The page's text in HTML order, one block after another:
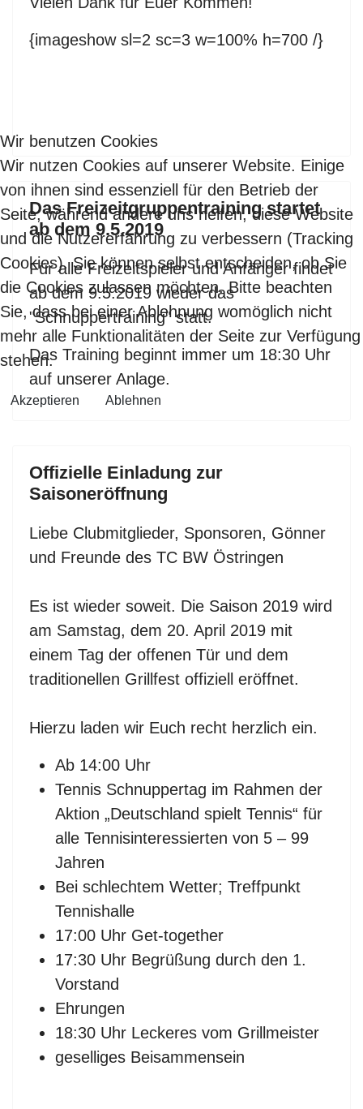
{imageshow sl=2 sc=3 w=100% h=700 /}
Das Freizeitgruppentraining startet
ab dem 9.5.2019
Für alle Freizeitspieler und Anfänger findet
ab dem 9.5.2019 wieder das
"Schnuppertraining" statt.
Das Training beginnt immer um 18:30 Uhr
auf unserer Anlage.
Offizielle Einladung zur
Saisoneröffnung
Liebe Clubmitglieder, Sponsoren, Gönner
und Freunde des TC BW Östringen
Es ist wieder soweit. Die Saison 2019 wird
am Samstag, dem 20. April 2019 mit
einem Tag der offenen Tür und dem
traditionellen Grillfest offiziell eröffnet.
Hierzu laden wir Euch recht herzlich ein.
Ab 14:00 Uhr
Tennis Schnuppertag im Rahmen der
Aktion „Deutschland spielt Tennis“ für
alle Tennisinteressierten von 5 – 99
Jahren
Bei schlechtem Wetter; Treffpunkt
Tennishalle
17:00 Uhr Get-together
17:30 Uhr Begrüßung durch den 1.
Vorstand
Ehrungen
18:30 Uhr Leckeres vom Grillmeister
geselliges Beisammensein
Wir benutzen Cookies
Wir nutzen Cookies auf unserer Website. Einige
von ihnen sind essenziell für den Betrieb der
Seite, während andere uns helfen, diese Website
und die Nutzererfahrung zu verbessern (Tracking
Cookies). Sie können selbst entscheiden, ob Sie
die Cookies zulassen möchten. Bitte beachten
Sie, dass bei einer Ablehnung womöglich nicht
mehr alle Funktionalitäten der Seite zur Verfügung
stehen.
Akzeptieren Ablehnen